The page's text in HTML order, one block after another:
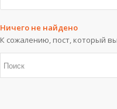
Ничего не найдено
К сожалению, пост, который